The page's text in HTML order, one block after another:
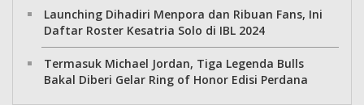
Launching Dihadiri Menpora dan Ribuan Fans, Ini
Daftar Roster Kesatria Solo di IBL 2024
Termasuk Michael Jordan, Tiga Legenda Bulls
Bakal Diberi Gelar Ring of Honor Edisi Perdana